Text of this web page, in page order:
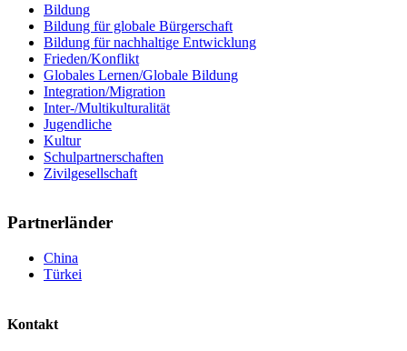
Bildung
Bildung für globale Bürgerschaft
Bildung für nachhaltige Entwicklung
Frieden/Konflikt
Globales Lernen/Globale Bildung
Integration/Migration
Inter-/Multikulturalität
Jugendliche
Kultur
Schulpartnerschaften
Zivilgesellschaft
Partnerländer
China
Türkei
Kontakt